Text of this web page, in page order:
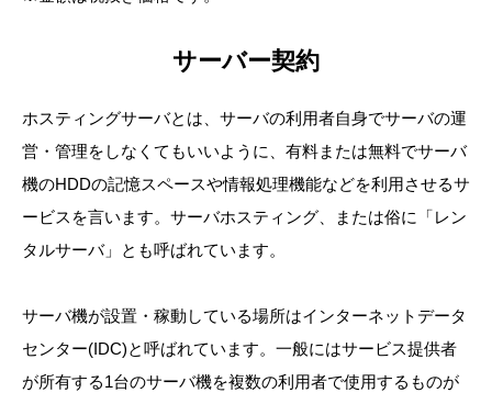
サーバー契約
ホスティングサーバとは、サーバの利用者自身でサーバの運
営・管理をしなくてもいいように、有料または無料でサーバ
機のHDDの記憶スペースや情報処理機能などを利用させるサ
ービスを言います。サーバホスティング、または俗に「レン
タルサーバ」とも呼ばれています。
サーバ機が設置・稼動している場所はインターネットデータ
センター(IDC)と呼ばれています。一般にはサービス提供者
が所有する1台のサーバ機を複数の利用者で使用するものが